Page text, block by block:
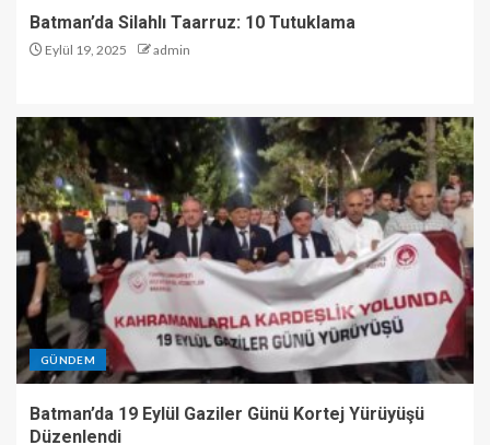
Batman’da Silahlı Taarruz: 10 Tutuklama
Eylül 19, 2025 admin
GÜNDEM
Batman’da 19 Eylül Gaziler Günü Kortej Yürüyüşü
Düzenlendi